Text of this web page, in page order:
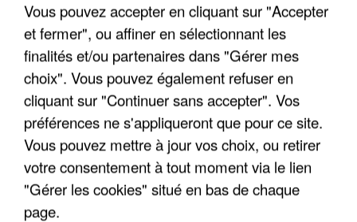
DE FAUNE SAUVAGE SONT...
Vous pouvez accepter en cliquant sur "Accepter
et fermer", ou affiner en sélectionnant les
finalités et/ou partenaires dans "Gérer mes
choix". Vous pouvez également refuser en
cliquant sur "Continuer sans accepter". Vos
préférences ne s'appliqueront que pour ce site.
Vous pouvez mettre à jour vos choix, ou retirer
votre consentement à tout moment via le lien
"Gérer les cookies" situé en bas de chaque
page.